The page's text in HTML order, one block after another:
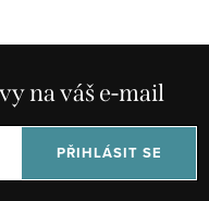
na váš e-mail
PŘIHLÁSIT SE